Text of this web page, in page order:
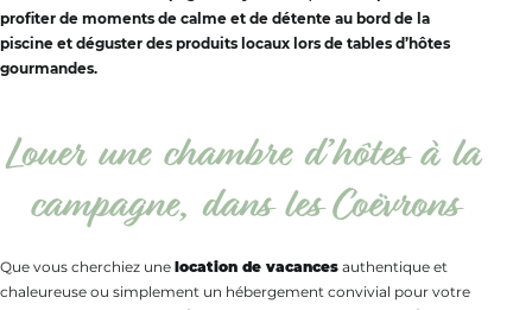
profiter de moments de calme et de détente au bord de la
piscine et déguster des produits locaux lors de tables d’hôtes
gourmandes.
Louer une chambre d’hôtes à la
campagne, dans les Coëvrons
Que vous cherchiez une location de vacances authentique et
chaleureuse ou simplement un hébergement convivial pour votre